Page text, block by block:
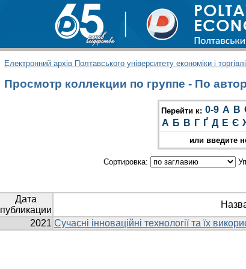
Електронний архів Полтавського університету економіки і торгівлі
Просмотр коллекции по группе - По
Перейти к: 0-9 A B
А Б В Г Ґ Д Е Є
или введите
Сортировка:
Дата
публикации
2021 Сучасні інноваційні технології та їх